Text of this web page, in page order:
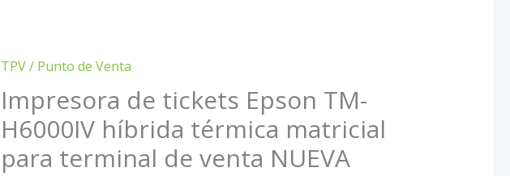
TPV / Punto de Venta
Impresora de tickets Epson TM-
H6000IV híbrida térmica matricial
para terminal de venta NUEVA